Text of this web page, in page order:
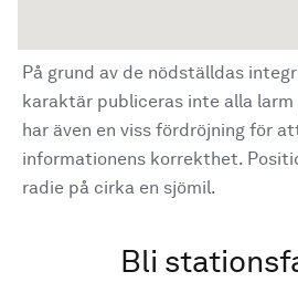
På grund av de nödställdas
karaktär publiceras inte alla larm
har även en viss fördröjning för
informationens korrekthet.
radie på cirka en sjömil.
Bli